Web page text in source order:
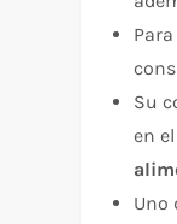
Su
en
Uno